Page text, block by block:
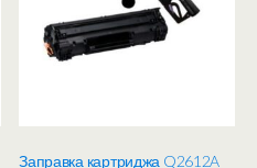
Заправка картриджа Q2612A